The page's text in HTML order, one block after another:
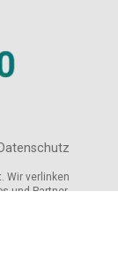
Wir verlinken
und Partner,